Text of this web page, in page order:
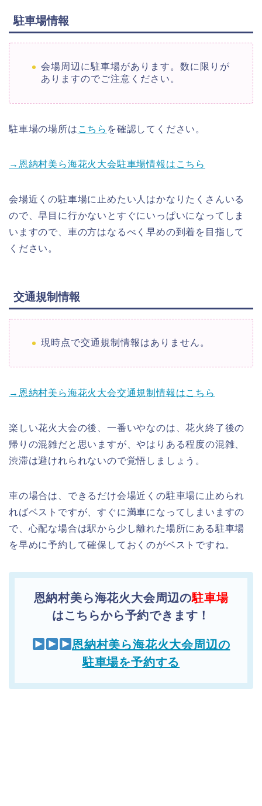
駐車場情報
会場周辺に駐車場があります。数に限りが
ありますのでご注意ください。
駐車場の場所は こちら を確認してください。
→恩納村美ら海花火大会駐車場情報はこちら
会場近くの駐車場に止めたい人はかなりたくさんいる
ので、早目に行かないとすぐにいっぱいになってしま
いますので、車の方はなるべく早めの到着を目指して
ください。
交通規制情報
現時点で交通規制情報はありません。
→恩納村美ら海花火大会交通規制情報はこちら
楽しい花火大会の後、一番いやなのは、花火終了後の
帰りの混雑だと思いますが、やはりある程度の混雑、
渋滞は避けれられないので覚悟しましょう。
車の場合は、できるだけ会場近くの駐車場に止められ
ればベストですが、すぐに満車になってしまいますの
で、心配な場合は駅から少し離れた場所にある駐車場
を早めに予約して確保しておくのがベストですね。
恩納村美ら海花火大会周辺の駐車場
はこちらから予約できます！
恩納村美ら海花火大会周辺の
駐車場を予約する